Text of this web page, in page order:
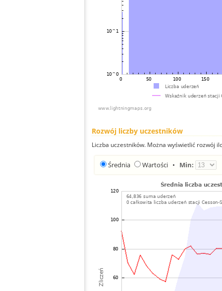
Rozwój liczby uczestników
Liczba uczestników. Można wyświetlić rozwój
Średnia Wartości • Min: